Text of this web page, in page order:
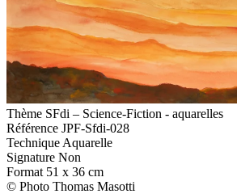
Thème SFdi – Science-Fiction - aquarelles
Référence JPF-Sfdi-028
Technique Aquarelle
Signature Non
Format 51 x 36 cm
© Photo Thomas Masotti